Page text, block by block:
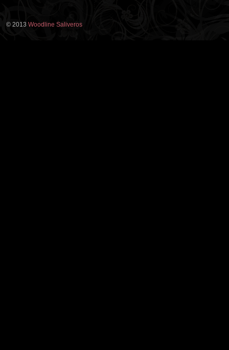
© 2013 Woodline Saliveros